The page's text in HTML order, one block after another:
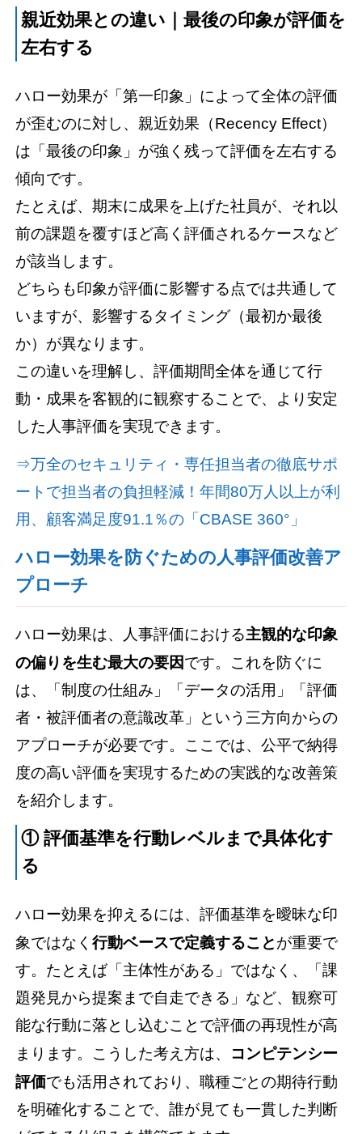
親近効果との違い｜最後の印象が評価を
左右する
ハロー効果が「第一印象」によって全体の評価
が歪むのに対し、親近効果（Recency Effect）
は「最後の印象」が強く残って評価を左右する
傾向です。
たとえば、期末に成果を上げた社員が、それ以
前の課題を覆すほど高く評価されるケースなど
が該当します。
どちらも印象が評価に影響する点では共通して
いますが、影響するタイミング（最初か最後
か）が異なります。
この違いを理解し、評価期間全体を通じて行
動・成果を客観的に観察することで、より安定
した人事評価を実現できます。
⇒万全のセキュリティ・専任担当者の徹底サポ
ートで担当者の負担軽減！年間80万人以上が利
用、顧客満足度91.1％の「CBASE 360°」
ハロー効果を防ぐための人事評価改善ア
プローチ
ハロー効果は、人事評価における主観的な印象
の偏りを生む最大の要因です。これを防ぐに
は、「制度の仕組み」「データの活用」「評価
者・被評価者の意識改革」という三方向からの
アプローチが必要です。ここでは、公平で納得
度の高い評価を実現するための実践的な改善策
を紹介します。
① 評価基準を行動レベルまで具体化す
る
ハロー効果を抑えるには、評価基準を曖昧な印
象ではなく行動ベースで定義することが重要で
す。たとえば「主体性がある」ではなく、「課
題発見から提案まで自走できる」など、観察可
能な行動に落とし込むことで評価の再現性が高
まります。こうした考え方は、 コンピテンシー
評価でも活用されており、職種ごとの期待行動
を明確化することで、誰が見ても一貫した判断